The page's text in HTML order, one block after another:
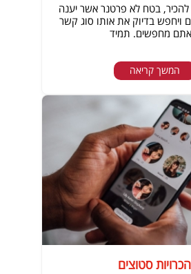
בטח לא פרטנר אשר יענה
בדיוק את אותו סוג קשר
מחפשים. תמיד
המשך קריאה
הכרויות סטוצים